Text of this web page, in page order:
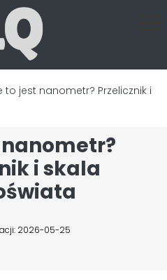
to jest nanometr? Przelicznik i
i skala
2026-05-25